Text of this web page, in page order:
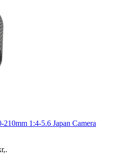
1:4-5.6 Japan Camera
,.